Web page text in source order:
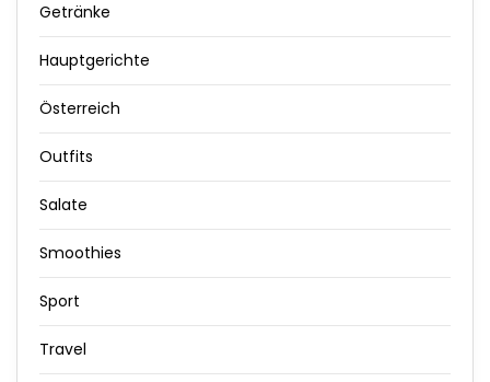
Getränke
Hauptgerichte
Österreich
Outfits
Salate
Smoothies
Sport
Travel